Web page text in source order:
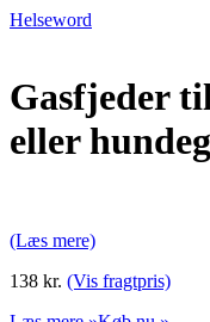
Helseword
Gasfjeder
eller
(Læs mere)
138 kr. (Vis fragtpris)